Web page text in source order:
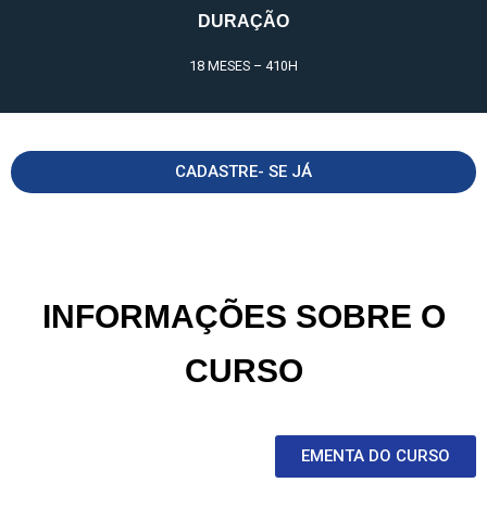
DURAÇÃO
18 MESES – 410H
CADASTRE- SE JÁ
INFORMAÇÕES SOBRE O
CURSO
EMENTA DO CURSO